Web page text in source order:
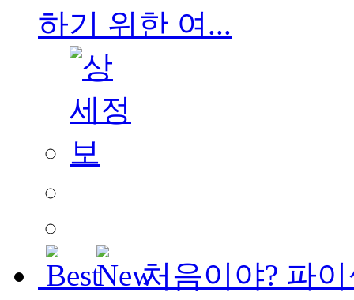
하기 위한 여...
처음이야? 파